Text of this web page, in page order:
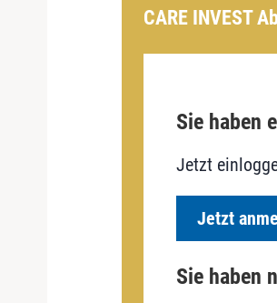
CARE INVEST
Sie haben
Jetzt
Jetzt
Sie haben